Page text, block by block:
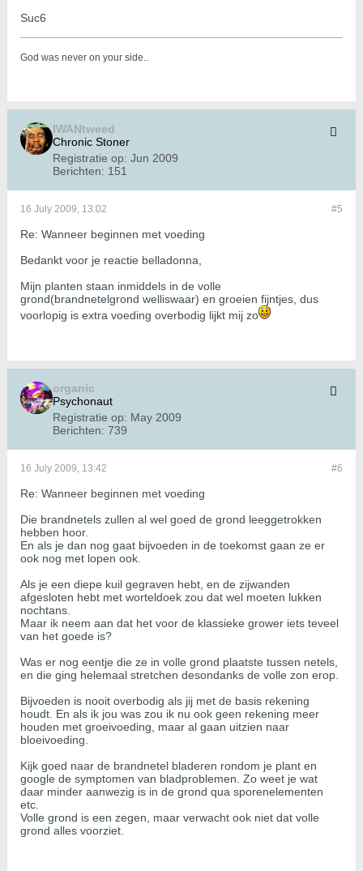
Suc6
God was never on your side..
IWANtweed
Chronic Stoner
Registratie op: Jun 2009
Berichten: 151
#5
16 July 2009, 13:02
Re: Wanneer beginnen met voeding
Bedankt voor je reactie belladonna,
Mijn planten staan inmiddels in de volle
grond(brandnetelgrond welliswaar) en groeien fijntjes, dus
voorlopig is extra voeding overbodig lijkt mij zo
organic
Psychonaut
Registratie op: May 2009
Berichten: 739
#6
16 July 2009, 13:42
Re: Wanneer beginnen met voeding
Die brandnetels zullen al wel goed de grond leeggetrokken
hebben hoor.
En als je dan nog gaat bijvoeden in de toekomst gaan ze er
ook nog met lopen ook.
Als je een diepe kuil gegraven hebt, en de zijwanden
afgesloten hebt met worteldoek zou dat wel moeten lukken
nochtans.
Maar ik neem aan dat het voor de klassieke grower iets teveel
van het goede is?
Was er nog eentje die ze in volle grond plaatste tussen netels,
en die ging helemaal stretchen desondanks de volle zon erop.
Bijvoeden is nooit overbodig als jij met de basis rekening
houdt. En als ik jou was zou ik nu ook geen rekening meer
houden met groeivoeding, maar al gaan uitzien naar
bloeivoeding.
Kijk goed naar de brandnetel bladeren rondom je plant en
google de symptomen van bladproblemen. Zo weet je wat
daar minder aanwezig is in de grond qua sporenelementen
etc.
Volle grond is een zegen, maar verwacht ook niet dat volle
grond alles voorziet.